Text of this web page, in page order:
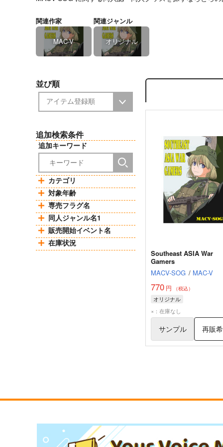
関連作家
MAC-V
関連ジャンル
オリジナル
並び順
追加検索条件
追加キーワード
カテゴリ
対象年齢
専売フラグ名
同人ジャンル名1
販売開始イベント名
在庫状況
Southeast ASIA War
Gamers
MACV-SOG / MAC-V
770 円 （税込）
オリジナル
×：在庫なし
サンプル 再販